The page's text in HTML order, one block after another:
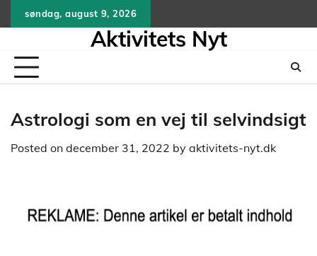
to
søndag, august 9, 2026
Aktivitets Nyt
Astrologi som en vej til selvindsigt
Posted on december 31, 2022 by aktivitets-nyt.dk